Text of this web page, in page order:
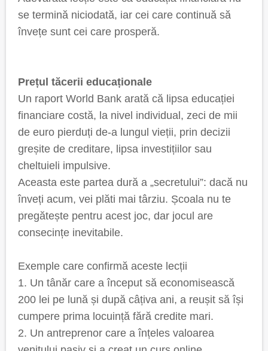
se termină niciodată, iar cei care continuă să
învețe sunt cei care prosperă.
Prețul tăcerii educaționale
Un raport World Bank arată că lipsa educației
financiare costă, la nivel individual, zeci de mii
de euro pierduți de-a lungul vieții, prin decizii
greșite de creditare, lipsa investițiilor sau
cheltuieli impulsive.
Aceasta este partea dură a „secretului”: dacă nu
înveți acum, vei plăti mai târziu. Școala nu te
pregătește pentru acest joc, dar jocul are
consecințe inevitabile.
Exemple care confirmă aceste lecții
1. Un tânăr care a început să economisească
200 lei pe lună și după câțiva ani, a reușit să își
cumpere prima locuință fără credite mari.
2. Un antreprenor care a înțeles valoarea